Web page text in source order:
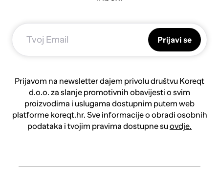
Prijavi se
Prijavom na newsletter dajem privolu društvu Koreqt
d.o.o. za slanje promotivnih obavijesti o svim
proizvodima i uslugama dostupnim putem web
platforme koreqt.hr. Sve informacije o obradi osobnih
podataka i tvojim pravima dostupne suovdje.